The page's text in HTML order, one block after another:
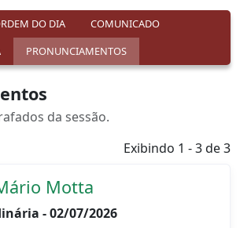
DO DIA
COMUNICADO
PRONUNCIAMENTOS
da sessão.
Exibindo 1 - 3 de 3
Motta
- 02/07/2026